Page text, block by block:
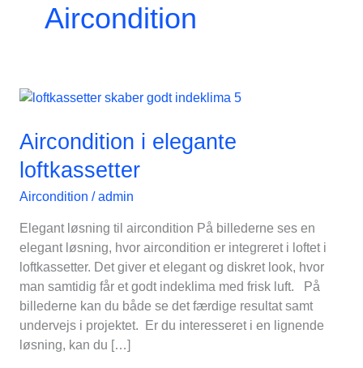
Aircondition
Aircondition i elegante
loftkassetter
Aircondition /admin
Elegant løsning til aircondition På billederne ses en
elegant løsning, hvor aircondition er integreret i loftet i
loftkassetter. Det giver et elegant og diskret look, hvor
man samtidig får et godt indeklima med frisk luft. På
billederne kan du både se det færdige resultat samt
undervejs i projektet. Er du interesseret i en lignende
løsning, kan du […]
Aircondition
elegante